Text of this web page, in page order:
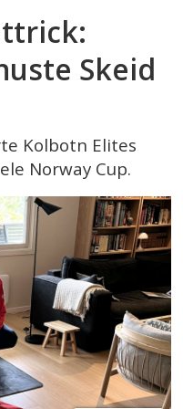
Skeid
Kolbotn Elites
Norway Cup.